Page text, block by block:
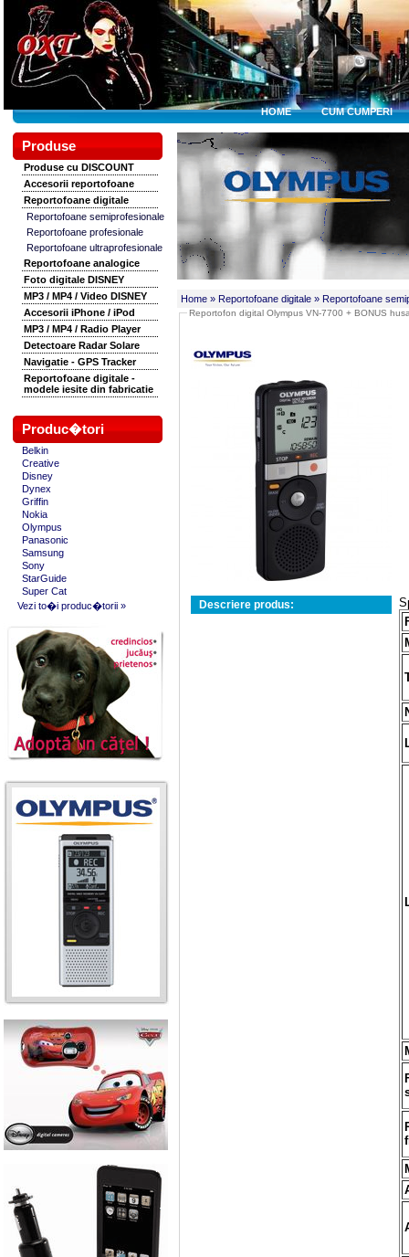
HOME CUM CUMPERI
Produse
Produse cu DISCOUNT
Accesorii reportofoane
Reportofoane digitale
Reportofoane semiprofesionale
Reportofoane profesionale
Reportofoane ultraprofesionale
Reportofoane analogice
Foto digitale DISNEY
MP3 / MP4 / Video DISNEY
Accesorii iPhone / iPod
MP3 / MP4 / Radio Player
Detectoare Radar Solare
Navigatie - GPS Tracker
Reportofoane digitale -
modele iesite din fabricatie
Produc�tori
Belkin
Creative
Disney
Dynex
Griffin
Nokia
Olympus
Panasonic
Samsung
Sony
StarGuide
Super Cat
Vezi to�i produc�torii »
Home » Reportofoane digitale » Reportofoane
Reportofon digital Olympus VN-7700 + BONUS
Descriere produs: